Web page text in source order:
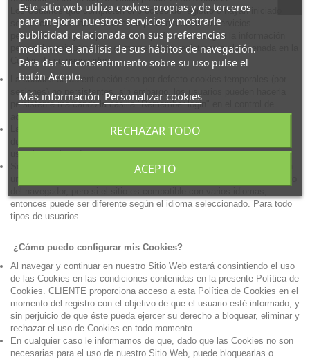
Este sitio web utiliza cookies propias y de terceros
para mejorar nuestros servicios y mostrarle
publicidad relacionada con sus preferencias
mediante el análisis de sus hábitos de navegación.
Para dar su consentimiento sobre su uso pulse el
botón Acepto.
Más información Personalizar cookies
RECHAZAR TODO
ACEPTO
Los Usuarios que completen el proceso de registro o hayan iniciado
sesión con sus datos de acceso podrán acceder a servicios
personalizados y adaptados a sus preferencias según la información
personal suministrada en el momento del registro y la almacenada en la
Cookie de su navegador.
La cookies de autenticación son por defecto cookies temporales (por
sesiones) no persistentes, sin embargo, los usuarios pueden hacerla
persistente marcando la casilla "Remember login" en el control de
acceso. Para usuarios registrados.
Las cookies de sesión, que se producen al loguearse tienen una
usuarios registrados.
Se crea una cookie llamada "lenguaje" para almacenar el lenguaje - en
entonces puede ser diferente según el idioma seleccionado. Para todo
tipos de usuarios.
¿Cómo puedo configurar mis Cookies?
Al navegar y continuar en nuestro Sitio Web estará consintiendo el uso
de las Cookies en las condiciones contenidas en la presente Política de
Cookies. CLIENTE proporciona acceso a esta Política de Cookies en el
momento del registro con el objetivo de que el usuario esté informado, y
sin perjuicio de que éste pueda ejercer su derecho a bloquear, eliminar y
rechazar el uso de Cookies en todo momento.
En cualquier caso le informamos de que, dado que las Cookies no son
necesarias para el uso de nuestro Sitio Web, puede bloquearlas o